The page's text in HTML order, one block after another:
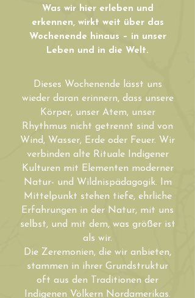
Was wir hier erleben und
erkennen, wirkt weit über das
Wochenende hinaus – in unser
Leben und in die Welt.
Dieses Wochenende lässt uns
wieder daran erinnern, dass unsere
Körper, unser Atem, unser
Rhythmus nicht getrennt sind von
Wind, Wasser, Erde oder Feuer. Wir
verbinden alte Rituale Indigener
Kulturen mit Elementen moderner
Natur- und Wildnispädagogik. Im
Mittelpunkt stehen tiefe, ehrliche
Erfahrungen in der Natur, mit uns
selbst, und mit dem, was größer ist
als wir.
Die Zeremonien, die wir anbieten,
stammen in ihrer Grundstruktur
oft aus den Traditionen der
ndigenen Völkern Nordamerikas.